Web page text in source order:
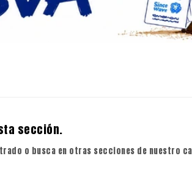
sección.
o busca en otras secciones de nuestro